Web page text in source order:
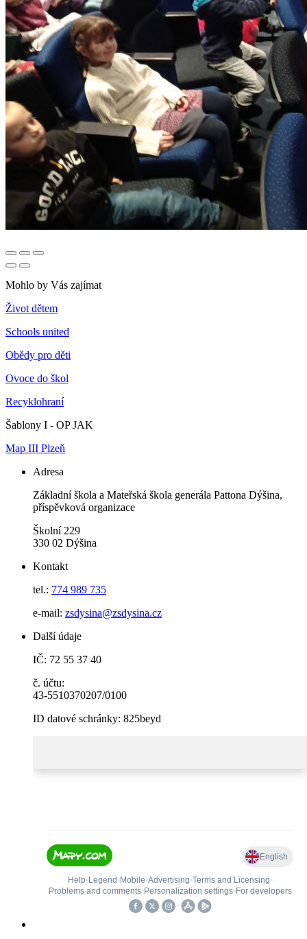
Mohlo by Vás zajímat
Život dětem
Schools united
Obědy pro děti
Ovoce do škol
Recyklohraní
Šablony I - OP JAK
Map III Plzeň
Adresa
Základní škola a Mateřská škola generála Pattona Dýšina,
příspěvková organizace
Školní 229
330 02 Dýšina
Kontakt
tel.: 774 989 735
e-mail: zsdysina@zsdysina.cz
Další údaje
IČ: 72 55 37 40
č. účtu:
43-5510370207/0100
ID datové schránky: 825beyd